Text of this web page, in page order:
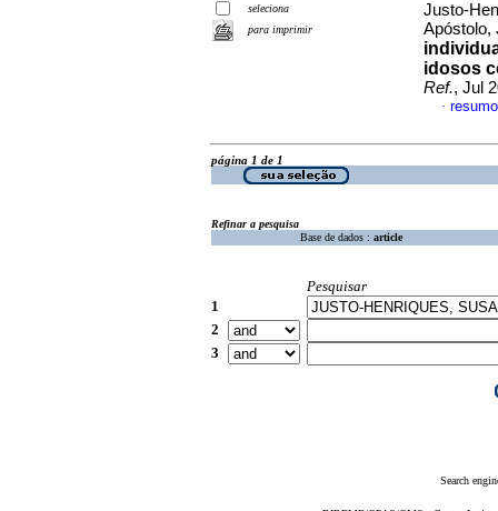
seleciona
para imprimir
Justo-
Apóstolo,
idosos
Ref., Jul
·
página 1 de 1
Refinar a pesquisa
Base de dados : article
Pesquisar
1
2
3
Search